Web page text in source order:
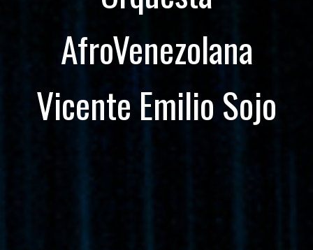
AfroVenezolana
Vicente Emilio Sojo